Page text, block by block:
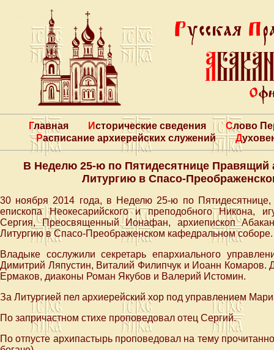
Главная Исторические сведения
Слово
Расписание архиерейских служений
В Неделю 25-ю по Пятидесятнице
Литургию в Спасо-
30 ноября 2014 года, в Неделю 25-ю по Пятидесятнице,
епископа Неокесарийского и преподобного Никона,
Сергия, Преосвященный Ионафан, архиепископ
Литургию в Спасо-Преображенском кафедральном соборе.
Владыке сослужили секретарь епархиального
Димитрий Ляпустин, Виталий Филипчук и Иоанн Комаров.
Ермаков, диаконы Роман Якубов и Валерий Истомин.
За Литургией пел архиерейский хор под управлением
По запричастном стихе проповедовал отец Сергий.
По отпусте архипастырь проповедовал на тему